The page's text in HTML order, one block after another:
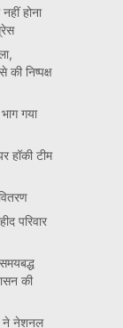
होना
निष्पक्ष
गया
हॉकी टीम
परिवार
की
ने नेशनल